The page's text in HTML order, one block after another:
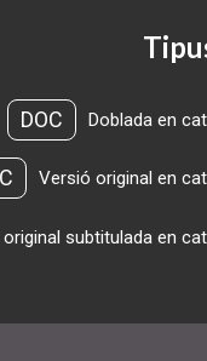
DOC Doblada en
Versió original en
subtitulada en